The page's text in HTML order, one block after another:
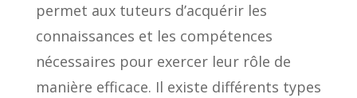
permet aux tuteurs d’acquérir les
connaissances et les compétences
nécessaires pour exercer leur rôle de
manière efficace. Il existe différents types